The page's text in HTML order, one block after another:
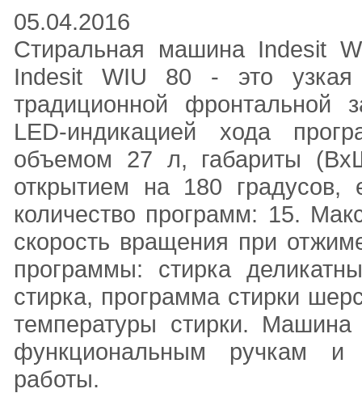
05.04.2016
Стиральная машина Indesit
Indesit WIU 80 - это узкая
традиционной фронтальной
LED-индикацией хода
объемом 27 л, габариты
открытием на 180 градусов,
количество программ: 15.
скорость вращения при
программы: стирка
стирка, программа стирки
температуры стирки.
функциональным ручкам и
работы.